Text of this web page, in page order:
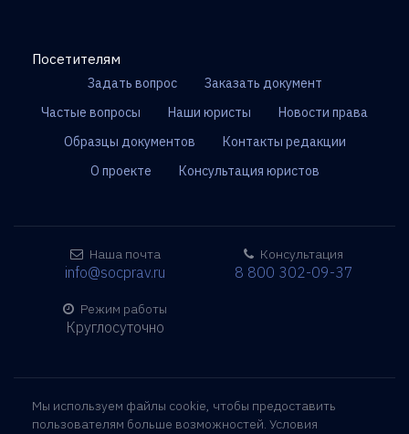
Посетителям
Задать вопрос
Заказать документ
Частые вопросы
Наши юристы
Новости права
Образцы документов
Контакты редакции
О проекте
Консультация юристов
Наша почта
info@socprav.ru
Режим работы
Круглосуточно
Консультация
8 800 302-09-37
Мы используем файлы cookie, чтобы предоставить
пользователям больше возможностей. Условия